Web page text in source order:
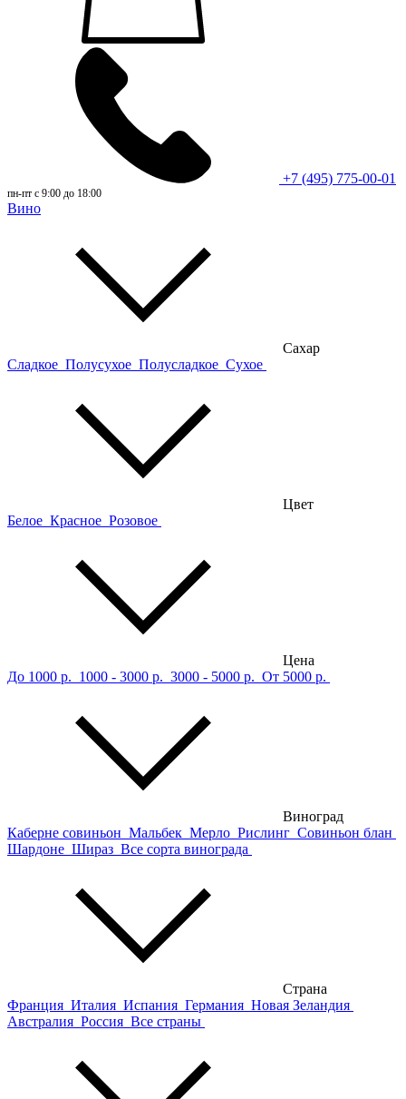
+7 (495) 775-00-01
пн-пт с 9:00 до 18:00
Вино
Сахар
Сладкое Полусухое Полусладкое Сухое
Цвет
Белое Красное Розовое
Цена
До 1000 р. 1000 - 3000 р. 3000 - 5000 р. От 5000 р.
Виноград
Каберне совиньон Мальбек Мерло Рислинг Совиньон блан
Шардоне Шираз Все сорта винограда
Страна
Франция Италия Испания Германия Новая Зеландия
Австралия Россия Все страны